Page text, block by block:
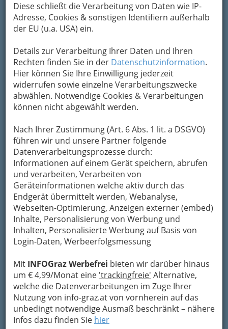
Diese schließt die Verarbeitung von Daten wie IP-
Adresse, Cookies & sonstigen Identifiern außerhalb
der EU (u.a. USA) ein.
Details zur Verarbeitung Ihrer Daten und Ihren
Rechten finden Sie in der Datenschutzinformation.
Hier können Sie Ihre Einwilligung jederzeit
widerrufen sowie einzelne Verarbeitungszwecke
abwählen. Notwendige Cookies & Verarbeitungen
können nicht abgewählt werden.
Nach Ihrer Zustimmung (Art. 6 Abs. 1 lit. a DSGVO)
führen wir und unsere Partner folgende
Datenverarbeitungsprozesse durch:
Informationen auf einem Gerät speichern, abrufen
und verarbeiten, Verarbeiten von
Geräteinformationen welche aktiv durch das
Endgerät übermittelt werden, Webanalyse,
Webseiten-Optimierung, Anzeigen externer (embed)
Inhalte, Personalisierung von Werbung und
Inhalten, Personalisierte Werbung auf Basis von
Login-Daten, Werbeerfolgsmessung
Mit INFOGraz Werbefrei bieten wir darüber hinaus
um € 4,99/Monat eine 'trackingfreie' Alternative,
welche die Datenverarbeitungen im Zuge Ihrer
Nutzung von info-graz.at von vornherein auf das
unbedingt notwendige Ausmaß beschränkt – nähere
Infos dazu finden Sie hier
Navigation
Graz-Steiermark
Print Onlinemedien
Internationale Magazine
Internationale Zeitungen
Tipps
News und Wissenswertes